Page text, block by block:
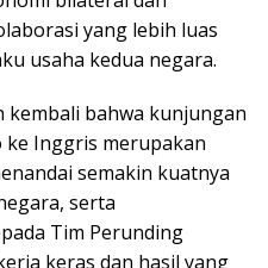
yang lebih luas
usaha kedua negara.
kembali bahwa kunjungan
ke Inggris merupakan
semakin kuatnya
serta
Tim Perunding
keras dan hasil yang